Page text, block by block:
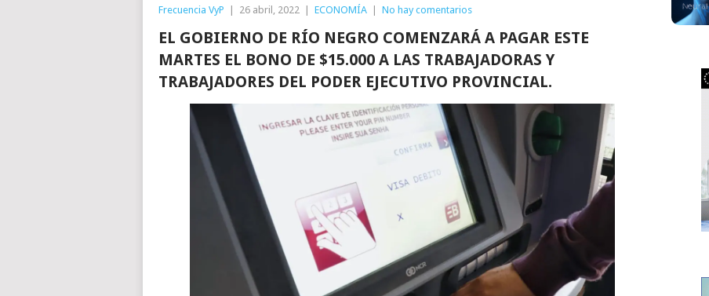
Frecuencia VyP 26 abril, 2022 ECONOMÍA No hay comentarios
EL GOBIERNO DE RÍO NEGRO COMENZARÁ A PAGAR ESTE
MARTES EL BONO DE $15.000 A LAS TRABAJADORAS Y
TRABAJADORES DEL PODER EJECUTIVO PROVINCIAL.